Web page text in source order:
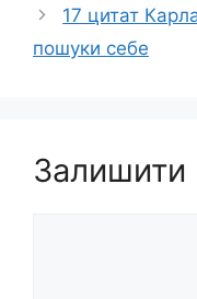
17 цитат
пошуки себе
Залишити